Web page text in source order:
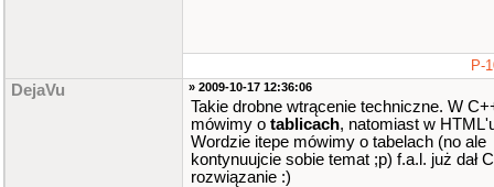
P-
DejaVu » 2009-10-17 12:36:06
Takie drobne wtrącenie techniczne. W
mówimy o tablicach, natomiast w
Wordzie itepe mówimy o tabelach (no ale
kontynuujcie sobie temat ;p) f.a.l. już dał
rozwiązanie :)